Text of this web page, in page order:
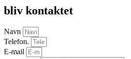
antal
bliv kontaktet
Navn
Telefon.
E-mail